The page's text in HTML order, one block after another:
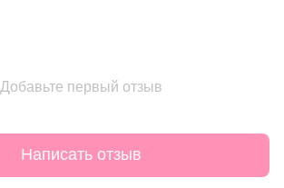
Добавьте первый отзыв
Написать отзыв